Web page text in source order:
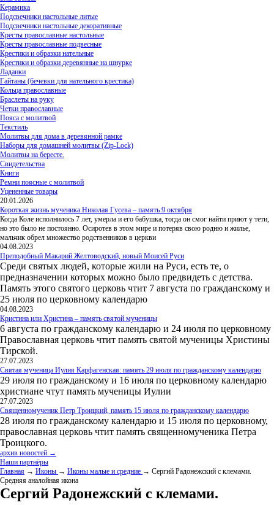
Керамика
Подсвечники настольные литые
Подсвечники настольные декоративные
Кресты православные настольные
Кресты православные подвесные
Крестики и образки нательные
Крестики и образки деревянные на шнурке
Ладанки
Гайтаны (бечевки для нательного крестика)
Кольца православные
Браслеты на руку
Четки православные
Пояса с молитвой
Текстиль
Молитвы для дома в деревянной рамке
Наборы для домашней молитвы (Zip-Lock)
Молитвы на бересте.
Свидетельства
Книги
Ремни поясные с молитвой
Уцененные товары
20.01.2026
Короткая жизнь мученика Николая Гусева – память 9 октября
Когда Коле исполнилось 7 лет, умерла и его бабушка, тогда он смог найти приют у тети,
но это было не постоянно. Осиротев в этом мире и потеряв свою родню и жилье,
мальчик обрел множество родственников в церкви
04.08.2023
Преподобный Макарий Желтоводский, новый Моисей Руси
Среди святых людей, которые жили на Руси, есть те, о
предназначении которых можно было предвидеть с детства.
Память этого святого церковь чтит 7 августа по гражданскому и
25 июля по церковному календарю
04.08.2023
Кристина или Христина – память святой мученицы
6 августа по гражданскому календарю и 24 июля по церковному
Православная церковь чтит память святой мученицы Христины
Тирской.
27.07.2023
Святая мученица Иулия Карфагенская: память 29 июля по гражданскому календарю
29 июля по гражданскому и 16 июля по церковному календарю
христиане чтут память мученицы Иулии
27.07.2023
Священномученик Петр Троицкий, память 15 июля по гражданскому календарю
28 июля по гражданскому календарю и 15 июля по церковному,
православная церковь чтит память священномученика Петра
Троицкого.
архив новостей →
Наши партнёры
Главная → Иконы → Иконы малые и средние → Сергий Радонежский с клемами.
Средняя аналойная икона
Сергий Радонежский с клемами.